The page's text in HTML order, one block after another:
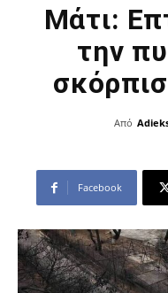
Μάτι:
την
Από
Facebook